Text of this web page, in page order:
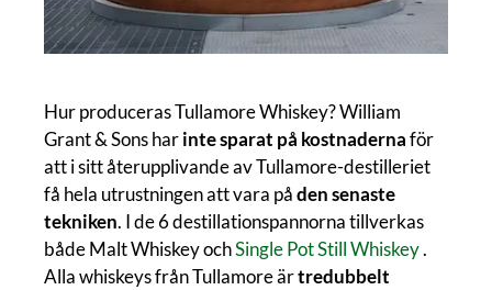
Hur produceras Tullamore Whiskey? William
Grant & Sons harinte sparat på kostnadernaför
att i sitt återupplivande av Tullamore-destilleriet
få hela utrustningen att vara påden senaste
tekniken. I de 6 destillationspannorna tillverkas
både Malt Whiskey ochSingle Pot Still Whiskey.
Alla whiskeys från Tullamore ärtredubbelt